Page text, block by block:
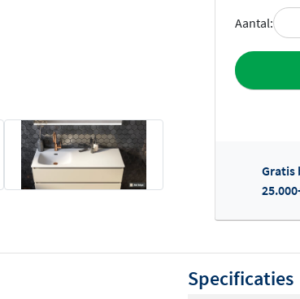
Aantal:
Gratis
Specificaties